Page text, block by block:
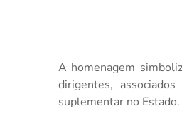
A homenagem
dirigentes,
suplementar no Estado.